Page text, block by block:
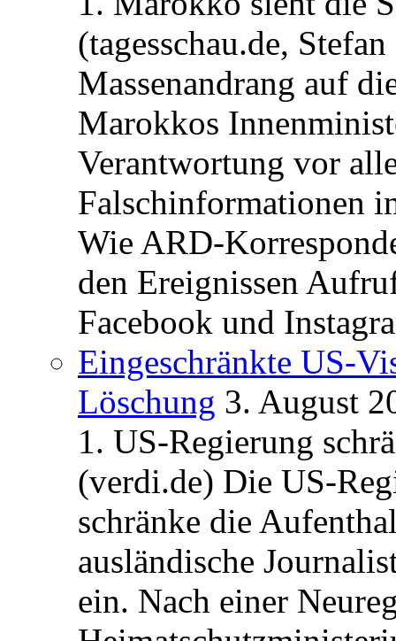
(tagesschau.de,
Massenandrang auf
Marokkos
Verantwortung vor
Falschinformationen
Wie ARD-
den Ereignissen
Facebook und
Eingeschränkte US-
Löschung 3. August
1. US-Regierung
(verdi.de) Die US-
schränke die
ausländische
ein. Nach einer